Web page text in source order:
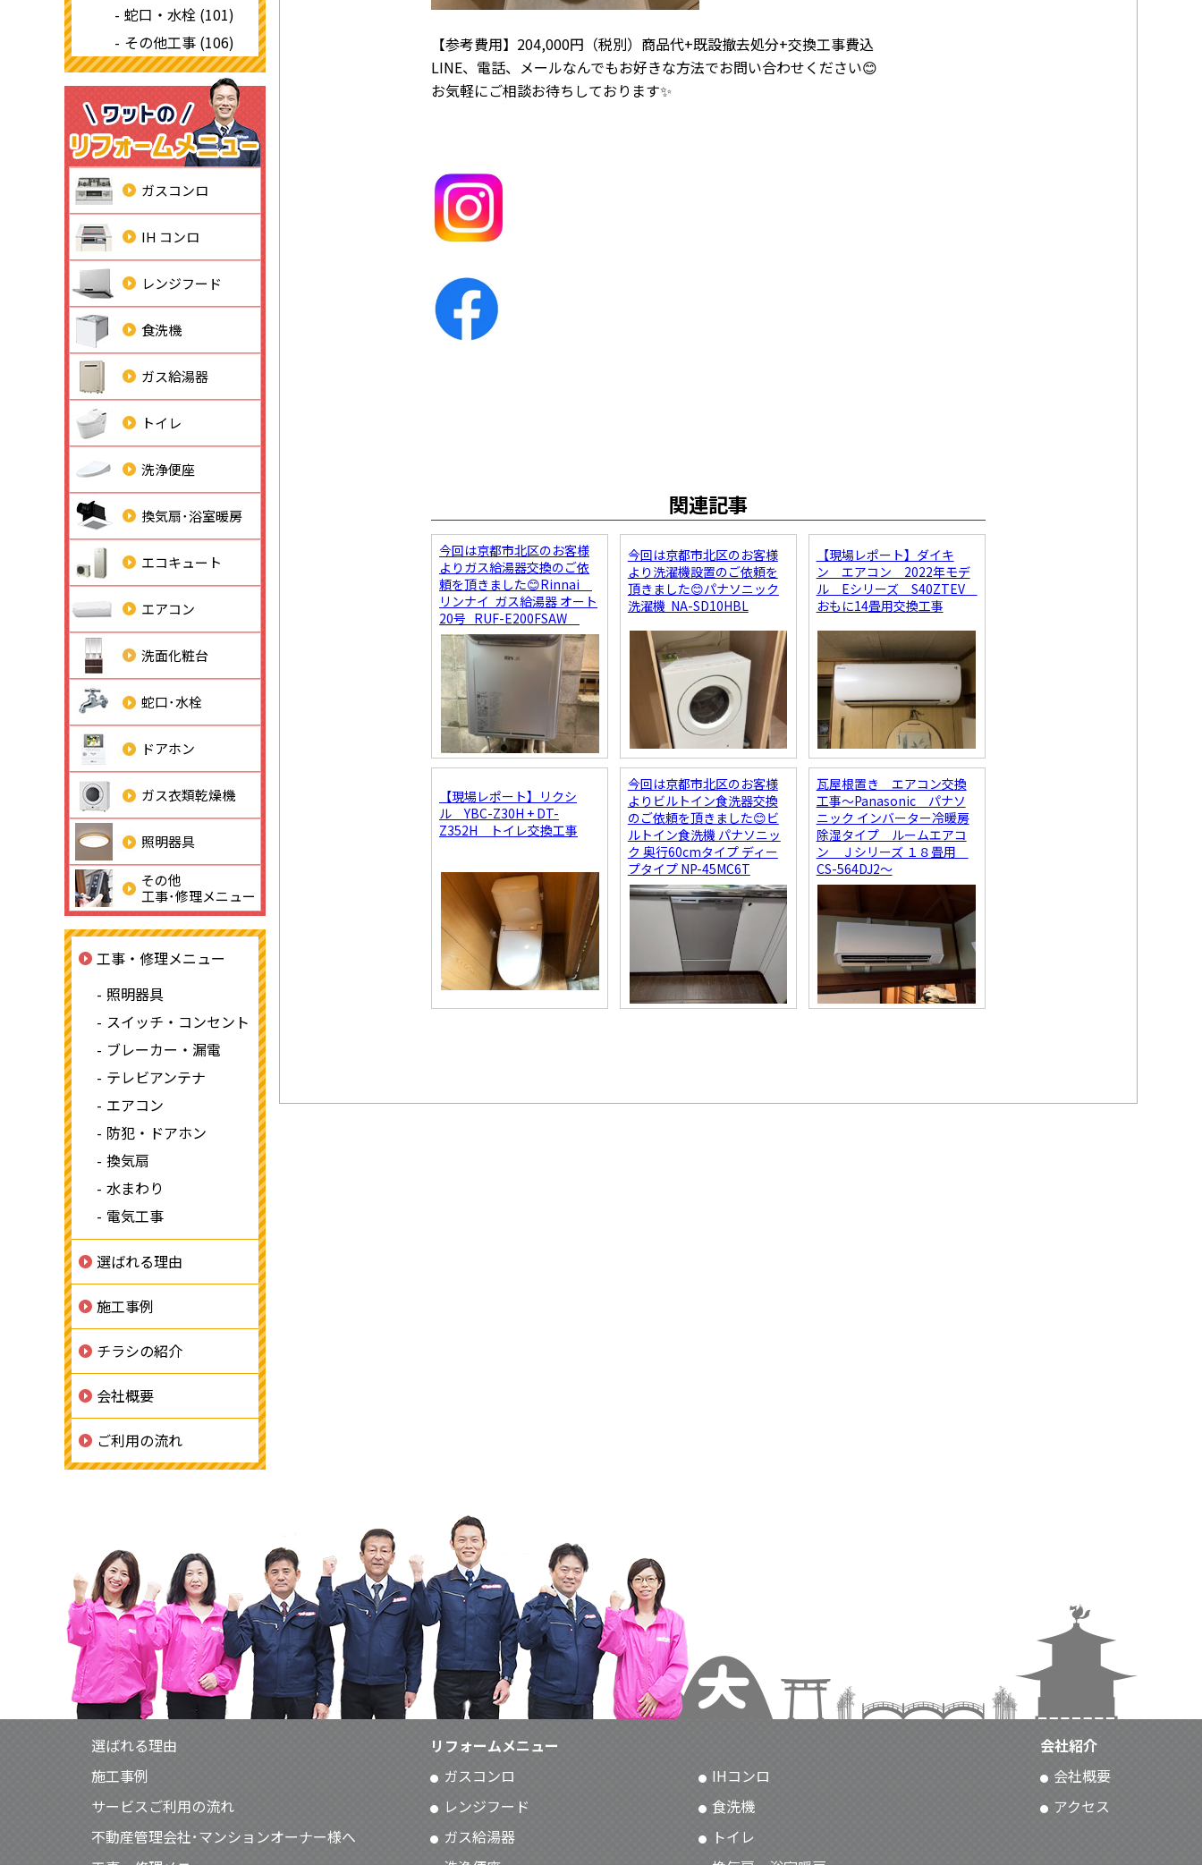
【参考費用】204,000円（税別）商品代+既設撤去処分+交換工事費込
LINE、電話、メールなんでもお好きな方法でお問い合わせください😊
お気軽にご相談お待ちしております✨
関連記事
今回は京都市北区のお客様
よりガス給湯器交換のご依
頼を頂きました😊Rinnai
リンナイ ガス給湯器 オート
20号 RUF-E200FSAW
今回は京都市北区のお客様
より洗濯機設置のご依頼を
頂きました😊パナソニック
洗濯機 NA-SD10HBL
【現場レポート】ダイキ
ン エアコン 2022年モデ
ル Eシリーズ S40ZTEV
おもに14畳用交換工事
【現場レポート】リクシ
ル YBC-Z30H + DT-
Z352H トイレ交換工事
今回は京都市北区のお客様
よりビルトイン食洗器交換
のご依頼を頂きました😊ビ
ルトイン食洗機 パナソニッ
ク 奥行60cmタイプ ディー
プタイプ NP-45MC6T
瓦屋根置き エアコン交換
工事～Panasonic パナソ
ニック インバーター冷暖房
除湿タイプ ルームエアコ
ン Ｊシリーズ １８畳用
CS-564DJ2～
蛇口・水栓 (101)
その他工事 (106)
ガスコンロ
IH コンロ
レンジフード
食洗機
ガス給湯器
トイレ
洗浄便座
換気扇･浴室暖房
エコキュート
エアコン
洗面化粧台
蛇口･水栓
ドアホン
ガス衣類乾燥機
照明器具
その他
工事･修理メニュー
工事・修理メニュー
照明器具
スイッチ・コンセント
ブレーカー・漏電
テレビアンテナ
エアコン
防犯・ドアホン
換気扇
水まわり
電気工事
選ばれる理由
施工事例
チラシの紹介
会社概要
ご利用の流れ
選ばれる理由
施工事例
サービスご利用の流れ
不動産管理会社･マンションオーナー様へ
リフォームメニュー
ガスコンロ
IHコンロ
レンジフード
食洗機
ガス給湯器
トイレ
会社紹介
会社概要
アクセス